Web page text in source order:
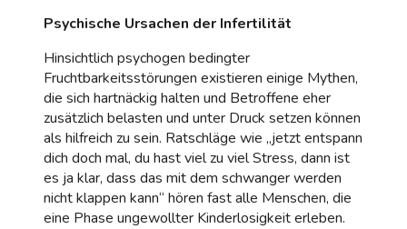
Psychische Ursachen der Infertilität
Hinsichtlich psychogen bedingter
Fruchtbarkeitsstörungen existieren einige Mythen,
die sich hartnäckig halten und Betroffene eher
zusätzlich belasten und unter Druck setzen können
als hilfreich zu sein. Ratschläge wie „jetzt entspann
dich doch mal, du hast viel zu viel Stress, dann ist
es ja klar, dass das mit dem schwanger werden
nicht klappen kann“ hören fast alle Menschen, die
eine Phase ungewollter Kinderlosigkeit erleben.